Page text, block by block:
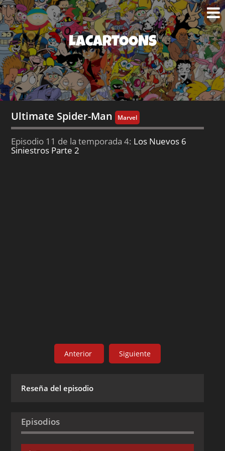
LACARTOONS
Ultimate Spider-Man Marvel
Episodio 11 de la temporada 4: Los Nuevos 6
Siniestros Parte 2
Anterior Siguiente
Reseña del episodio
Episodios